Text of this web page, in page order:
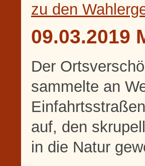
zu den
09.03.2019
Der
sammelte an
auf, den
in die Natur